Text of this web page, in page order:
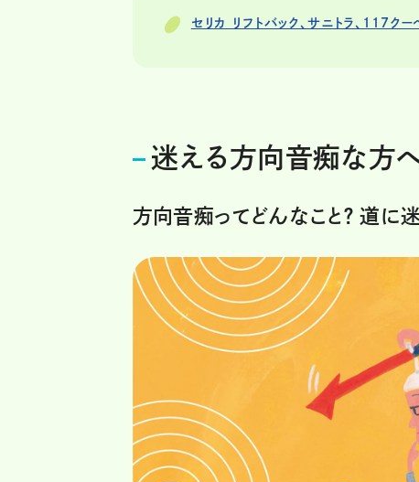
セリカ リフトバック、サニトラ、117ク
迷える方向音痴な方へ
方向音痴ってどんなこと？ 道に